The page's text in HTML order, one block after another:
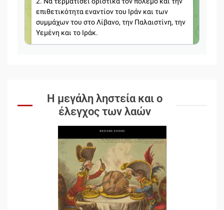
Η μεγάλη ληστεία και ο
έλεγχος των λαών